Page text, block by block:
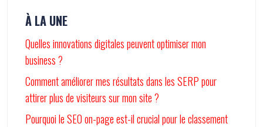
À LA UNE
Quelles innovations digitales peuvent optimiser mon
business ?
Comment améliorer mes résultats dans les SERP pour
attirer plus de visiteurs sur mon site ?
Pourquoi le SEO on-page est-il crucial pour le classement